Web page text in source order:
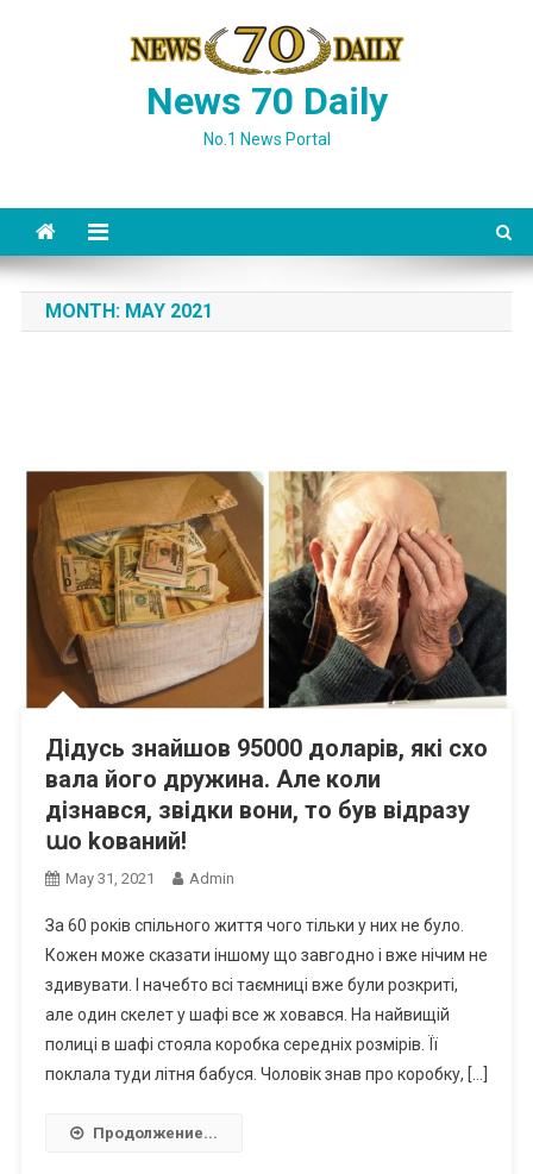
News 70 Daily
No.1 News Portal
MONTH: MAY 2021
Дідусь знайшов 95000 доларів, які схо
вала його дружина. Але коли
дізнався, звідки вони, то був відразу
աо kований!
May 31, 2021 Admin
За 60 років спільного життя чого тільки у них не було.
Кожен може сказати іншому що завгодно і вже нічим не
здивувати. І начебто всі таємниці вже були розкриті,
але один скелет у шафі все ж ховався. На найвищій
полиці в шафі стояла коробка середніх розмірів. Її
поклала туди літня бабуся. Чоловік знав про коробку, […]
Продолжение...